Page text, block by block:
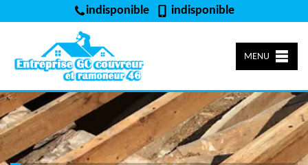
indisponible indisponible
MENU